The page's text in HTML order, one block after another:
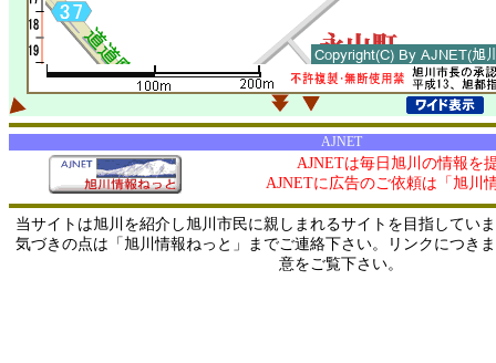
AJNET
AJNETは毎日旭川の情報を
AJNETに広告のご依頼は「旭川
当サイトは旭川を紹介し旭川市民に親しまれるサイトを目指してい
気づきの点は「旭川情報ねっと」までご連絡下さい。リンクにつき
意をご覧下さい。